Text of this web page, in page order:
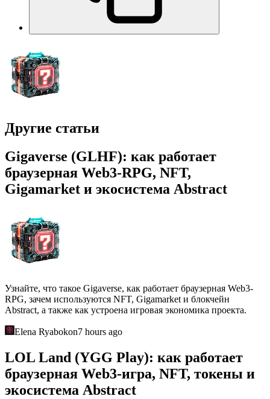
Другие статьи
Gigaverse (GLHF): как работает
браузерная Web3-RPG, NFT,
Gigamarket и экосистема Abstract
Узнайте, что такое Gigaverse, как работает браузерная Web3-
RPG, зачем используются NFT, Gigamarket и блокчейн
Abstract, а также как устроена игровая экономика проекта.
Elena Ryabokon7 hours ago
LOL Land (YGG Play): как работает
браузерная Web3-игра, NFT, токены и
экосистема Abstract